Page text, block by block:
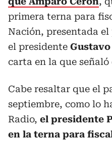
primera terna para
Nación, presentada el
el presidente
carta en la que
Cabe resaltar que el
septiembre, como lo
Radio, el presidente
en la terna para